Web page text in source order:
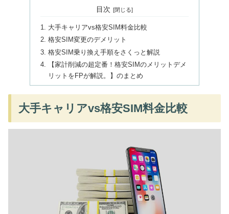
目次
大手キャリアvs格安SIM料金比較
格安SIM変更のデメリット
格安SIM乗り換え手順をさくっと解説
【家計削減の超定番！格安SIMのメリットデメ
リットをFPが解説。】のまとめ
大手キャリアvs格安SIM料金比較